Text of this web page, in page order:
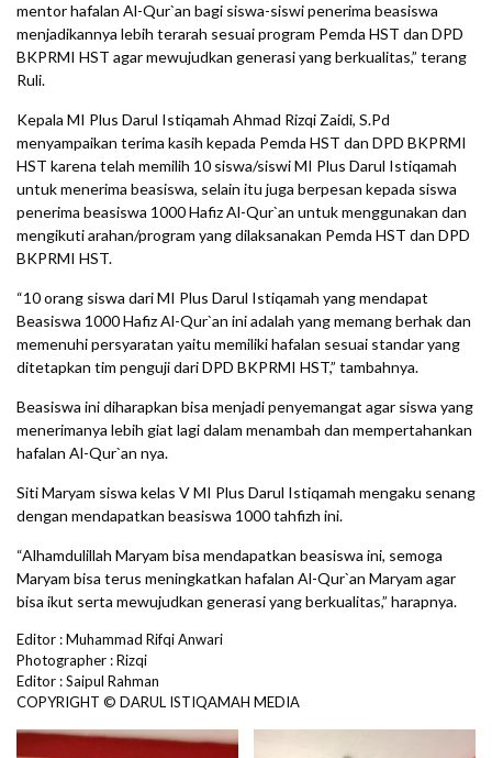
mentor hafalan Al-Qur`an bagi siswa-siswi penerima beasiswa
menjadikannya lebih terarah sesuai program Pemda HST dan DPD
BKPRMI HST agar mewujudkan generasi yang berkualitas,” terang
Ruli.
Kepala MI Plus Darul Istiqamah Ahmad Rizqi Zaidi, S.Pd
menyampaikan terima kasih kepada Pemda HST dan DPD BKPRMI
HST karena telah memilih 10 siswa/siswi MI Plus Darul Istiqamah
untuk menerima beasiswa, selain itu juga berpesan kepada siswa
penerima beasiswa 1000 Hafiz Al-Qur`an untuk menggunakan dan
mengikuti arahan/program yang dilaksanakan Pemda HST dan DPD
BKPRMI HST.
“10 orang siswa dari MI Plus Darul Istiqamah yang mendapat
Beasiswa 1000 Hafiz Al-Qur`an ini adalah yang memang berhak dan
memenuhi persyaratan yaitu memiliki hafalan sesuai standar yang
ditetapkan tim penguji dari DPD BKPRMI HST,” tambahnya.
Beasiswa ini diharapkan bisa menjadi penyemangat agar siswa yang
menerimanya lebih giat lagi dalam menambah dan mempertahankan
hafalan Al-Qur`an nya.
Siti Maryam siswa kelas V MI Plus Darul Istiqamah mengaku senang
dengan mendapatkan beasiswa 1000 tahfizh ini.
“Alhamdulillah Maryam bisa mendapatkan beasiswa ini, semoga
Maryam bisa terus meningkatkan hafalan Al-Qur`an Maryam agar
bisa ikut serta mewujudkan generasi yang berkualitas,” harapnya.
Editor : Muhammad Rifqi Anwari
Photographer : Rizqi
Editor : Saipul Rahman
COPYRIGHT © DARUL ISTIQAMAH MEDIA